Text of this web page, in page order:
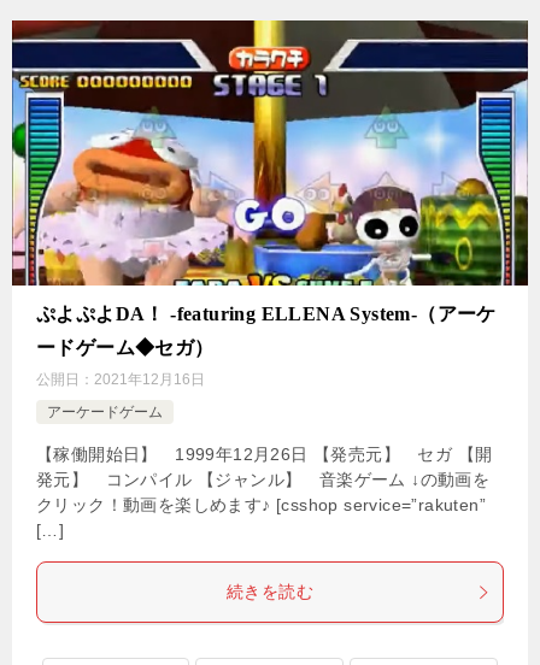
ぷよぷよDA！ -featuring ELLENA System-（アーケ
ードゲーム◆セガ）
公開日： 2021年12月16日
アーケードゲーム
【稼働開始日】 1999年12月26日 【発売元】 セガ 【開
発元】 コンパイル 【ジャンル】 音楽ゲーム ↓の動画を
クリック！動画を楽しめます♪ [csshop service=”rakuten”
[…]
続きを読む